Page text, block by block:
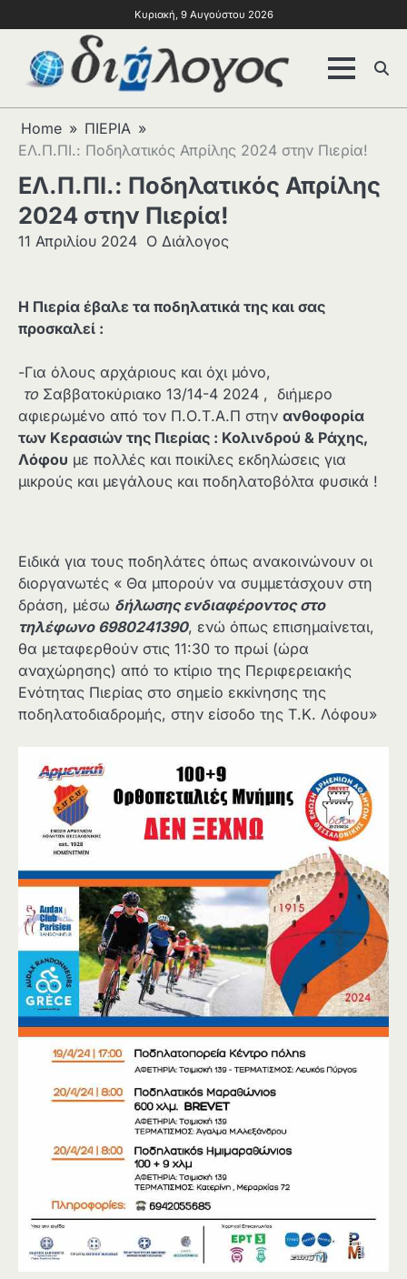
Κυριακή, 9 Αυγούστου 2026
Home
ΠΙΕΡΙΑ
ΕΛ.Π.ΠΙ.: Ποδηλατικός Απρίλης 2024 στην Πιερία!
ΕΛ.Π.ΠΙ.: Ποδηλατικός Απρίλης
2024 στην Πιερία!
11 Απριλίου 2024 Ο Διάλογος
Η Πιερία έβαλε τα ποδηλατικά της και σας
προσκαλεί :
-Για όλους αρχάριους και όχι μόνο,
το Σαββατοκύριακο 13/14-4 2024 , διήμερο
αφιερωμένο από τον Π.Ο.Τ.Α.Π στην ανθοφορία
των Κερασιών της Πιερίας : Κολινδρού & Ράχης,
Λόφου με πολλές και ποικίλες εκδηλώσεις για
μικρούς και μεγάλους και ποδηλατοβόλτα φυσικά !
Ειδικά για τους ποδηλάτες όπως ανακοινώνουν οι
διοργανωτές « Θα μπορούν να συμμετάσχουν στη
δράση, μέσω δήλωσης ενδιαφέροντος στο
τηλέφωνο 6980241390, ενώ όπως επισημαίνεται,
θα μεταφερθούν στις 11:30 το πρωί (ώρα
αναχώρησης) από το κτίριο της Περιφερειακής
Ενότητας Πιερίας στο σημείο εκκίνησης της
ποδηλατοδιαδρομής, στην είσοδο της Τ.Κ. Λόφου»